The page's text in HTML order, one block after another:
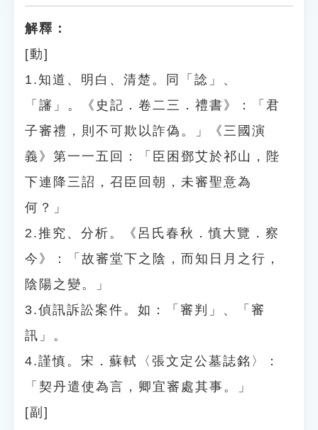
解釋：
[動]
1.知道、明白、清楚。同「諗」、
「讅」。《史記．卷二三．禮書》：「君
子審禮，則不可欺以詐偽。」《三國演
義》第一一五回：「臣困鄧艾於祁山，陛
下連降三詔，召臣回朝，未審聖意為
何？」
2.推究、分析。《呂氏春秋．慎大覽．察
今》：「故審堂下之陰，而知日月之行，
陰陽之變。」
3.偵訊訴訟案件。如：「審判」、「審
訊」。
4.謹慎。宋．蘇軾〈張文定公墓誌銘〉：
「契丹遣使為言，卿宜審處其事。」
[副]